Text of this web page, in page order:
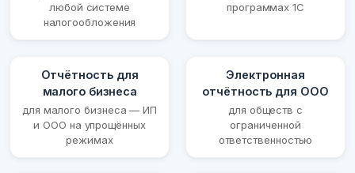
любой системе
налогообложения
программах 1С
Отчётность для
малого бизнеса
для малого бизнеса — ИП
и ООО на упрощённых
режимах
Электронная
отчётность для ООО
для обществ с
ограниченной
ответственностью